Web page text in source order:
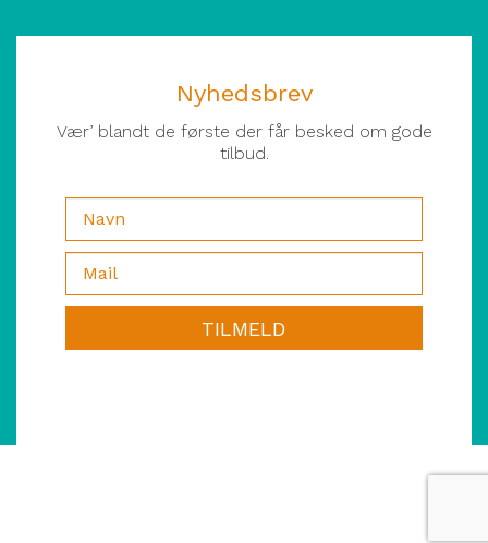
Nyhedsbrev
Vær’ blandt de første der får besked om gode
tilbud.
TILMELD